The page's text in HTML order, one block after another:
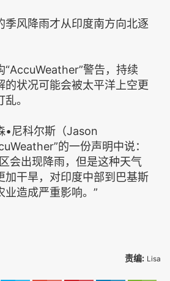
季风降雨才从印度南方向北逐
“AccuWeather”警告，持续
的状况可能会被太平洋上空更
。
•尼科尔斯（Jason
的一份声明中说：
会出现降雨，但是这种天气
加干旱，对印度中部到巴基斯
业造成严重影响。”
责编: Lisa